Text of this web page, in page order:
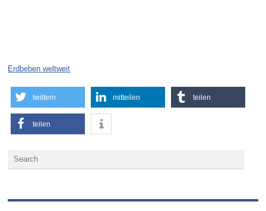
Erdbeben weltweit
twittern mitteilen teilen
teilen